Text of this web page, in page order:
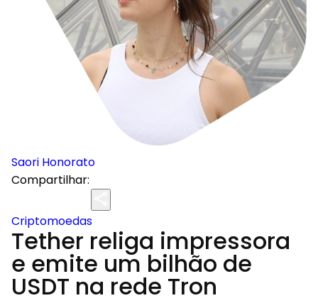
Saori Honorato
Compartilhar:
Criptomoedas
Tether religa impressora
e emite um bilhão de
USDT na rede Tron